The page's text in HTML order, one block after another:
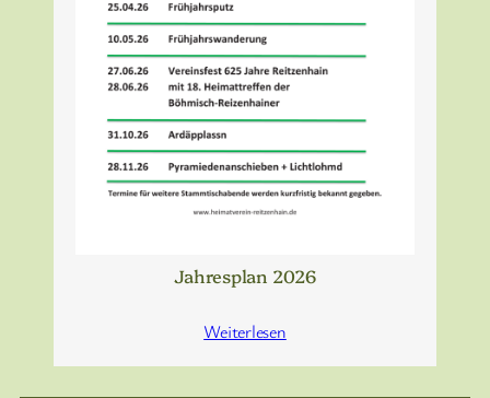
Jahresplan 2026
Weiterlesen